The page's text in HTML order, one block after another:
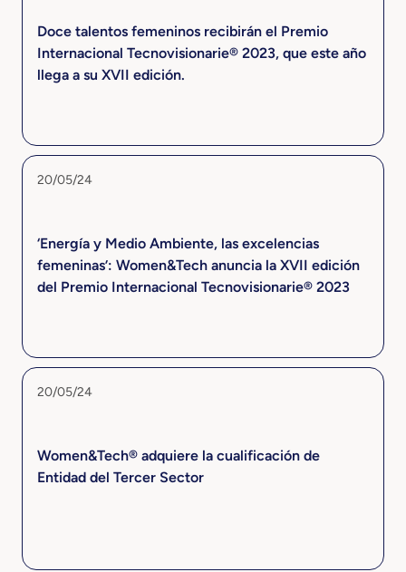
Doce talentos femeninos recibirán el Premio
Internacional Tecnovisionarie® 2023, que este año
llega a su XVII edición.
20/05/24
‘Energía y Medio Ambiente, las excelencias
femeninas’: Women&Tech anuncia la XVII edición
del Premio Internacional Tecnovisionarie® 2023
20/05/24
Women&Tech® adquiere la cualificación de
Entidad del Tercer Sector